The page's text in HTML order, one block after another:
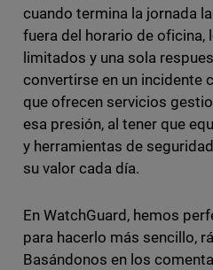
cuando termina la jornada
fuera del horario de oficina,
limitados y una sola
convertirse en un incidente
que ofrecen servicios
esa presión, al tener que
y herramientas de
su valor cada día.
En WatchGuard, hemos
para hacerlo más sencillo,
Basándonos en los